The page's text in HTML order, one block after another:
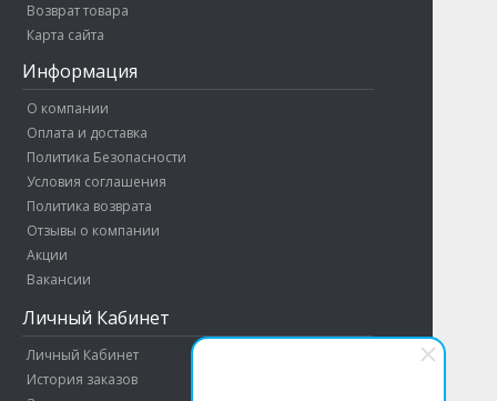
Возврат товара
Карта сайта
Информация
О компании
Оплата и доставка
Политика Безопасности
Условия соглашения
Политика возврата
Отзывы о компании
Акции
Вакансии
Личный Кабинет
Личный Кабинет
История заказов